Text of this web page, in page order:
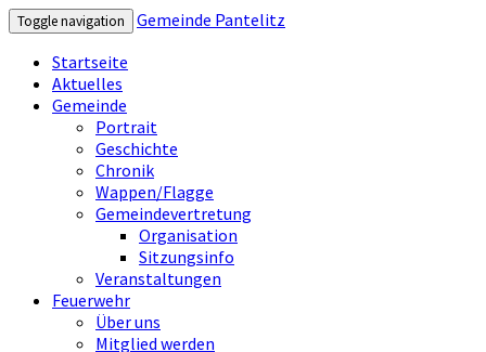
Toggle navigation
Gemeinde Pantelitz
Startseite
Aktuelles
Gemeinde
Portrait
Geschichte
Chronik
Wappen/Flagge
Gemeindevertretung
Organisation
Sitzungsinfo
Veranstaltungen
Feuerwehr
Über uns
Mitglied werden